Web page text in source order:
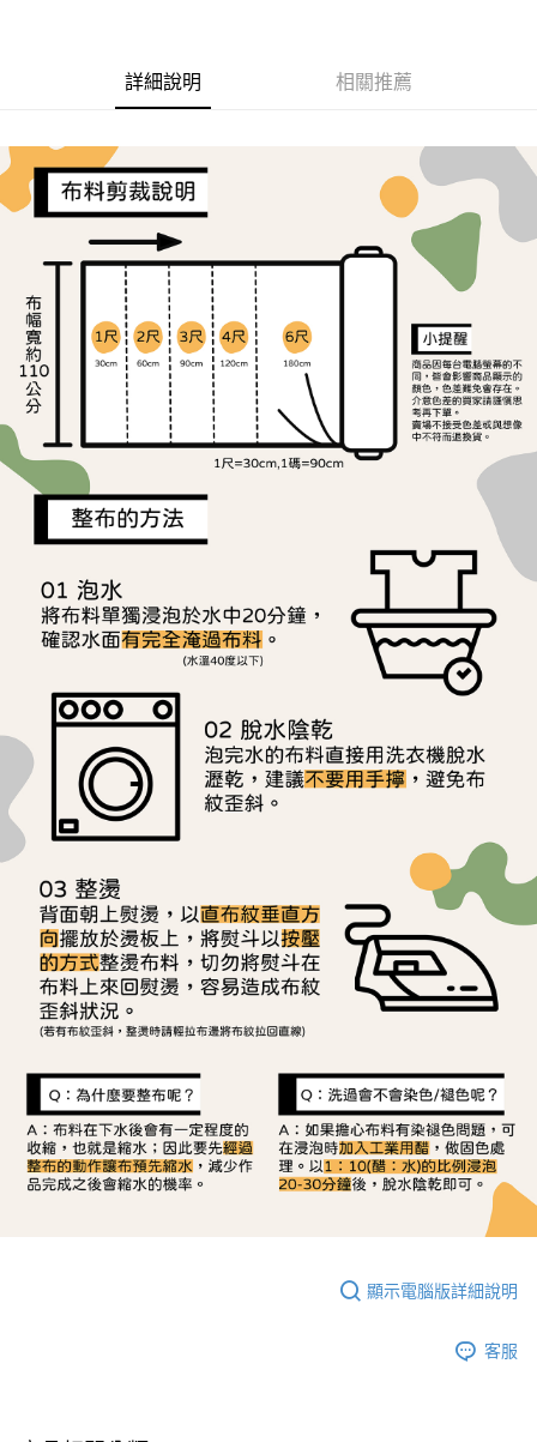
流程，驗證手機門號後，選擇欲分期的期數、繳款截止日，確認付款後即完
消。如遇「轉專審核」未通過狀況，表示未達大哥付你分期系統評分，恕無
法說明評估內容。
【繳款方式說明】
1.分期款項不併入電信帳單，「大哥付你分期」於每月結算日後寄送繳費提
2.透過簡訊連結打開帳單後，可選擇「超商條碼／台灣大直營門市／銀行轉
帳／街口支付／iPASS MONEY」等通路繳費。
【注意事項】
1.本服務係由「台灣大哥大股份有限公司」（以下簡稱本公司）所提供，讓
用戶於交易時，得透過本服務購買商品或服務，並由商店將買賣／分期付款
買賣價金債權讓與本公司後，依約使用本公司帳單繳交帳款。
2.基於同意付款使用「大哥付你分期」之契約關係目的，商店將以您的個人
資料（包含姓名、電話或地址）提供予台灣大哥大進項蒐集、處理及利用，
由本公司與您本人進行分期帳單所需資料之確認、核對及更正。
3.完整用戶服務條款，請詳閱以下連結：
【關於「AFTEE先享後付」】
AFTEE先享後付是「在收到商品之後才付款」的支付方式。 讓您購物簡單
１．簡單：不需註冊會員、不需綁卡、不需儲值。
２．便利：只要手機號碼，簡訊認證，即可結帳。
３．安心：先確認商品／服務後，再付款。
【「AFTEE先享後付」結帳流程】
１．於結帳方式選擇「AFTEE先享後付」後，將跳轉至「AFTEE先享後付」
結帳頁面，進行簡訊認證並確認金額後，即可完成結帳。
２．訂單成立數日內，您將收到繳費通知簡訊。
３．收到繳費通知簡訊後14天內，點擊此簡訊中的連結，可透過四大超商／
ATM／網路銀行／等多元方式進行付款，方視為交易完成。
※ 請注意：結帳手續完成當下不需立刻繳費，但若您需要取消訂單，請聯絡
購買商品的店家。未經商家同意取消之訂單仍視為有效，需透過AFTEE先享
後付繳納相關費用。
※ 交易是否成功請以「AFTEE先享後付 」之結帳頁面顯示為準，若有關於
是否繳費成功／繳費後需取消欲退款等相關疑問，請聯繫「AFTEE先享後付
客戶支援中心」
https://netprotections.freshdesk.com/support/home
【注意事項】
１．透過由恩沛科技股份有限公司提供之「AFTEE先享後付」服務完成之交
易，需依本服務之必要範圍內提供個人資料，並將交易相關給付款項請求債
權轉讓予恩沛科技股份有限公司。
２．關於個人資料處理事宜，請瀏覽以下網址：
https://aftee.tw/terms/#terms3
３．未成年的使用者請事先徵得法定代理人或監護人之同意方可使用
「AFTEE先享後付」，若未經同意申辦者引起之損失，本公司不負相關責
任。
４．使用「AFTEE先享後付」時，將依據個別帳號之用戶狀況，依本公司即
時審查核予不同之上限額度；若仍有額度不足之情形，本公司將視審查結果
請求用戶進行身份認證。
５．嚴禁一人註冊多個帳號或使用他人資訊註冊。若發現惡意使用之情形，
恩沛科技股份有限公司將有權停止該用戶之使用額度並採取法律行動。
全家取貨付款
每筆NT$65，滿NT$1,500(含以上)免運費
每筆NT$65，滿NT$1,500(含以上)免運費
宅配
每筆NT$150，滿NT$1,500(含以上)免運費
每筆NT$240
詳細說明 相關推薦
顯示電腦版詳細說明
客服